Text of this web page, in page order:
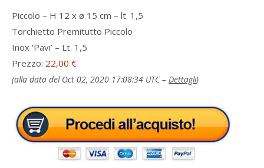
Piccolo – H 12 x ø 15 cm – lt. 1,5
Torchietto Premitutto Piccolo
Inox ‘Pavi’ – Lt. 1,5
Prezzo: 22,00 €
(alla data del Oct 02, 2020 17:08:34 UTC – Dettagli)